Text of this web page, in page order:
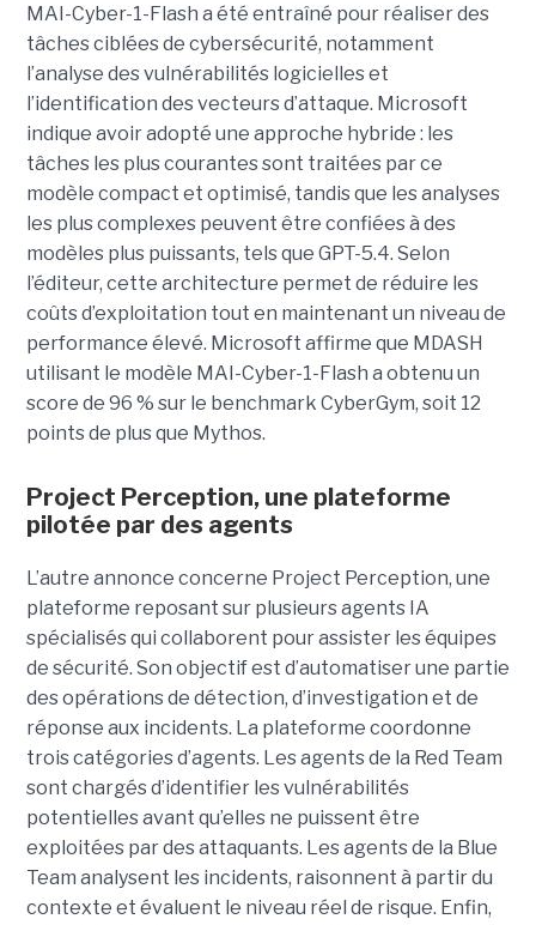
MAI-Cyber-1-Flash a été entraîné pour réaliser des
tâches ciblées de cybersécurité, notamment
l’analyse des vulnérabilités logicielles et
l’identification des vecteurs d’attaque. Microsoft
indique avoir adopté une approche hybride : les
tâches les plus courantes sont traitées par ce
modèle compact et optimisé, tandis que les analyses
les plus complexes peuvent être confiées à des
modèles plus puissants, tels que GPT-5.4. Selon
l’éditeur, cette architecture permet de réduire les
coûts d’exploitation tout en maintenant un niveau de
performance élevé. Microsoft affirme que MDASH
utilisant le modèle MAI-Cyber-1-Flash a obtenu un
score de 96 % sur le benchmark CyberGym, soit 12
points de plus que Mythos.
Project Perception, une plateforme
pilotée par des agents
L’autre annonce concerne Project Perception, une
plateforme reposant sur plusieurs agents IA
spécialisés qui collaborent pour assister les équipes
de sécurité. Son objectif est d’automatiser une partie
des opérations de détection, d’investigation et de
réponse aux incidents. La plateforme coordonne
trois catégories d’agents. Les agents de la Red Team
sont chargés d’identifier les vulnérabilités
potentielles avant qu’elles ne puissent être
exploitées par des attaquants. Les agents de la Blue
Team analysent les incidents, raisonnent à partir du
contexte et évaluent le niveau réel de risque. Enfin,